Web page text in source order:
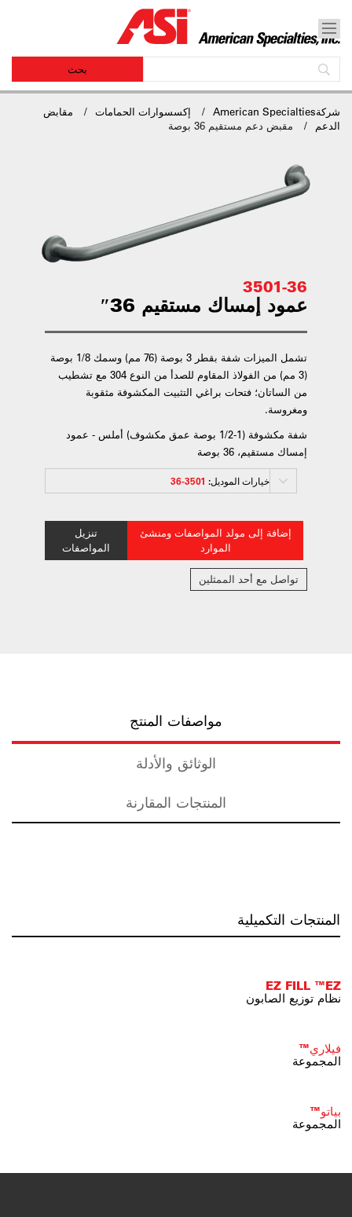
شركةAmerican Specialties إكسسوارات الحمامات
مقابض
الدعم
مقبض دعم مستقيم 36 بوصة
3501-36
عمود إمساك مستقيم 36″
تشمل الميزات شفة بقطر 3 بوصة (76 مم) وسمك 1/8 بوصة
(3 مم) من الفولاذ المقاوم للصدأ من النوع 304 مع تشطيب
من الساتان؛ فتحات براغي التثبيت المكشوفة مثقوبة
ومغروسة.
شفة مكشوفة (1-1/2 بوصة عمق مكشوف) أملس - عمود
إمساك مستقيم، 36 بوصة
خيارات الموديل: 3501-36
إضافة إلى مولد المواصفات ومنشئ
الموارد
تنزيل
المواصفات
تواصل مع أحد الممثلين
مواصفات المنتج
الوثائق والأدلة
المنتجات المقارنة
المنتجات التكميلية
EZ FILL ™EZ
نظام توزيع الصابون
فيلاري™
المجموعة
بياتو™
المجموعة